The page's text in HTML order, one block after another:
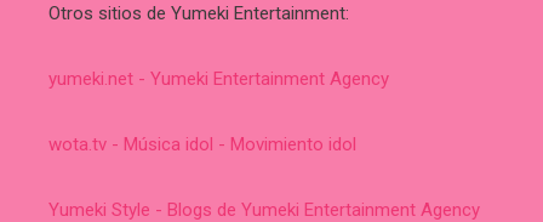
Otros sitios de Yumeki Entertainment:
yumeki.net - Yumeki Entertainment Agency
wota.tv - Música idol - Movimiento idol
Yumeki Style - Blogs de Yumeki Entertainment Agency